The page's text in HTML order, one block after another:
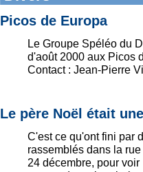
Picos de Europa
Le Groupe Spéléo du
d'août 2000 aux Picos
Contact : Jean-Pierre
Le père Noël était
C'est ce qu'ont fini par
rassemblés dans la
24 décembre, pour